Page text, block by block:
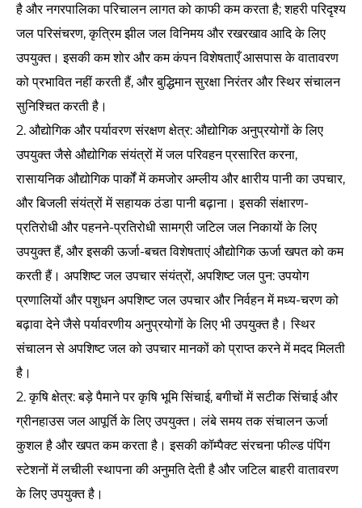
है और नगरपालिका परिचालन लागत को काफी कम करता है; शहरी परिदृश्य
जल परिसंचरण, कृत्रिम झील जल विनिमय और रखरखाव आदि के लिए
उपयुक्त। इसकी कम शोर और कम कंपन विशेषताएँ आसपास के वातावरण
को प्रभावित नहीं करती हैं, और बुद्धिमान सुरक्षा निरंतर और स्थिर संचालन
सुनिश्चित करती है।
2. औद्योगिक और पर्यावरण संरक्षण क्षेत्र: औद्योगिक अनुप्रयोगों के लिए
उपयुक्त जैसे औद्योगिक संयंत्रों में जल परिवहन प्रसारित करना,
रासायनिक औद्योगिक पार्कों में कमजोर अम्लीय और क्षारीय पानी का उपचार,
और बिजली संयंत्रों में सहायक ठंडा पानी बढ़ाना। इसकी संक्षारण-
प्रतिरोधी और पहनने-प्रतिरोधी सामग्री जटिल जल निकायों के लिए
उपयुक्त हैं, और इसकी ऊर्जा-बचत विशेषताएं औद्योगिक ऊर्जा खपत को कम
करती हैं। अपशिष्ट जल उपचार संयंत्रों, अपशिष्ट जल पुन: उपयोग
प्रणालियों और पशुधन अपशिष्ट जल उपचार और निर्वहन में मध्य-चरण को
बढ़ावा देने जैसे पर्यावरणीय अनुप्रयोगों के लिए भी उपयुक्त है। स्थिर
संचालन से अपशिष्ट जल को उपचार मानकों को प्राप्त करने में मदद मिलती
है।
2. कृषि क्षेत्र: बड़े पैमाने पर कृषि भूमि सिंचाई, बगीचों में सटीक सिंचाई और
ग्रीनहाउस जल आपूर्ति के लिए उपयुक्त। लंबे समय तक संचालन ऊर्जा
कुशल है और खपत कम करता है। इसकी कॉम्पैक्ट संरचना फील्ड पंपिंग
स्टेशनों में लचीली स्थापना की अनुमति देती है और जटिल बाहरी वातावरण
के लिए उपयुक्त है।